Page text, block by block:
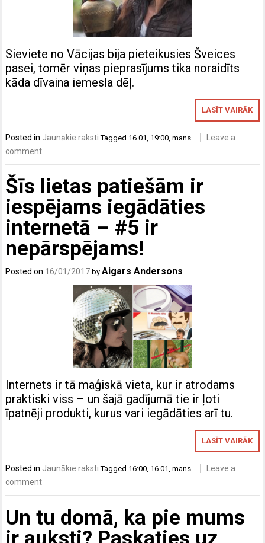
Sieviete no Vācijas bija pieteikusies Šveices
pasei, tomēr viņas pieprasījums tika noraidīts
kāda dīvaina iemesla dēļ.
LASĪT VAIRĀK
Posted in Jaunākie raksti Tagged 16.01 19:00 ,mans
Leave a
comment
Šīs lietas patiešām ir
iespējams iegādāties
internetā – #5 ir
nepārspējams!
Posted on 16/01/2017 byAigars Andersons
Internets ir tā maģiskā vieta, kur ir atrodams
praktiski viss – un šajā gadījumā tie ir ļoti
īpatnēji produkti, kurus vari iegādāties arī tu.
LASĪT VAIRĀK
Posted in Jaunākie raksti Tagged 16:00, 16.01,mans
Leave a
comment
Un tu domā, ka pie mums